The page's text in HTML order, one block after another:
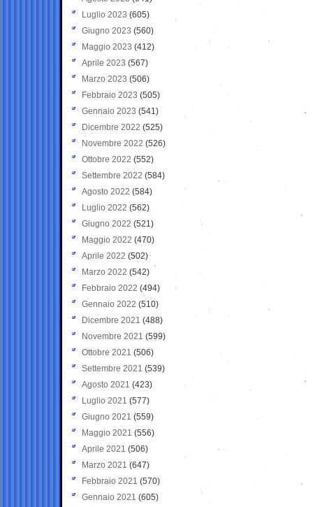
Luglio 2023 (605)
Giugno 2023 (560)
Maggio 2023 (412)
Aprile 2023 (567)
Marzo 2023 (506)
Febbraio 2023 (505)
Gennaio 2023 (541)
Dicembre 2022 (525)
Novembre 2022 (526)
Ottobre 2022 (552)
Settembre 2022 (584)
Agosto 2022 (584)
Luglio 2022 (562)
Giugno 2022 (521)
Maggio 2022 (470)
Aprile 2022 (502)
Marzo 2022 (542)
Febbraio 2022 (494)
Gennaio 2022 (510)
Dicembre 2021 (488)
Novembre 2021 (599)
Ottobre 2021 (506)
Settembre 2021 (539)
Agosto 2021 (423)
Luglio 2021 (577)
Giugno 2021(559)
Maggio 2021 (556)
Aprile 2021 (506)
Marzo 2021 (647)
Febbraio 2021 (570)
Gennaio 2021 (605)